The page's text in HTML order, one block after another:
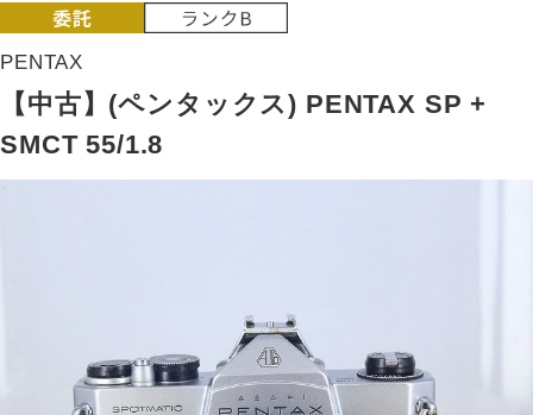
PENTAX
【中古】(ペンタックス) PENTAX SP +
SMCT 55/1.8